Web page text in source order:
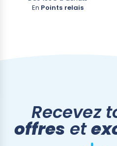
En Points relais
Recevez
offres et